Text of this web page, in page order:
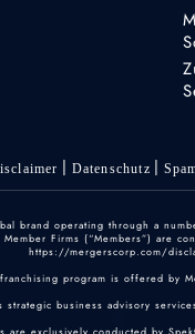
Datenschutz
brand operating through a
Firms (“Members”) are
https://mergerscorp.com/
program is offered by
strategic business advisory
are exclusively conducted by